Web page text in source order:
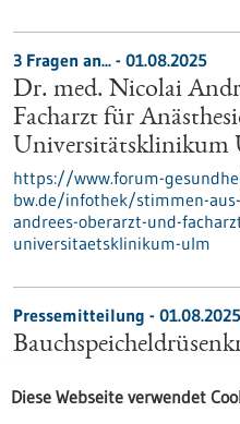
3 Fragen an... - 01.08.2025
Dr. med. Nicolai
Facharzt für
Universitätsklinikum
https://www.forum-
bw.de/infothek/stimmen-
andrees-oberarzt-und-
universitaetsklinikum-ulm
Pressemitteilung - 01.08.2025
selten Beschwerden. Häufig
Diese Webseite verwendet